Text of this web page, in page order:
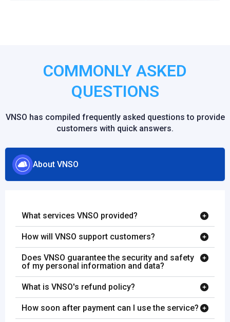
COMMONLY ASKED
QUESTIONS
VNSO has compiled frequently asked questions to provide
customers with quick answers.
About VNSO
What services VNSO provided?
How will VNSO support customers?
Does VNSO guarantee the security and safety
of my personal information and data?
What is VNSO's refund policy?
How soon after payment can I use the service?